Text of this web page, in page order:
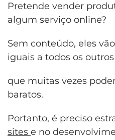
Pretende vender
algum serviço online?
Sem conteúdo, eles
iguais a todos os
que muitas vezes
baratos.
Portanto, é preciso
sites e no